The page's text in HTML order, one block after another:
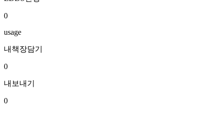
0
usage
내책장담기
0
내보내기
0